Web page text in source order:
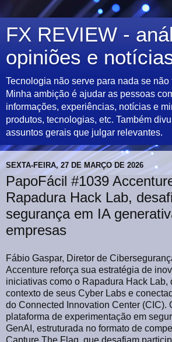
FX REVIEW -
opiniões e
Tecnologia não serve para nada se não
Minha ambição é ajudar as pessoas
informações, experiências, notícias e
produtos, tecnologias, etc. Também
assuntos gerais que julgar relevantes.
SEXTA-FEIRA, 27 DE MARÇO DE 2026
PapoFácil #1039
Rapadura Hack Lab,
segurança em IA
empresas
Fábio Gaspar, Diretor de
Accenture reforça sua estratégia de
iniciativas como o Rapadura Hack Lab,
contexto de seus Cyber Labs e
do Connected Innovation Center (CIC).
plataforma de experimentação em
GenAI, estruturada no formato de
Capture The Flag, que desafiam